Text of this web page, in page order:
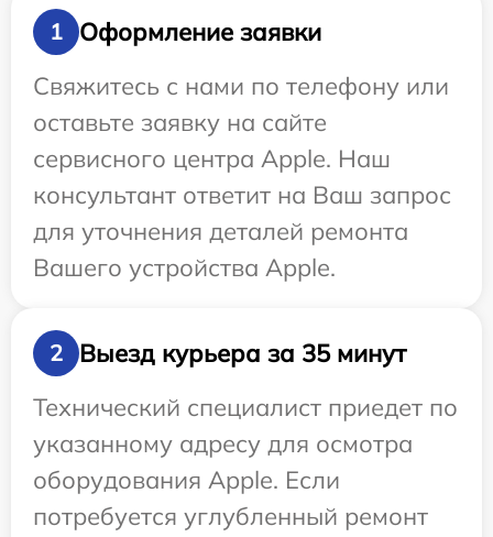
1
Оформление заявки
Свяжитесь с нами по телефону или
оставьте заявку на сайте
сервисного центра Apple. Наш
консультант ответит на Ваш запрос
для уточнения деталей ремонта
Вашего устройства Apple.
2
Выезд курьера за 35 минут
Технический специалист приедет по
указанному адресу для осмотра
оборудования Apple. Если
потребуется углубленный ремонт